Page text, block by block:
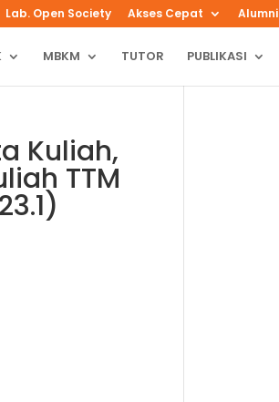
Lab. Open Society Akses Cepat Alumni
MBKM TUTOR PUBLIKASI
Kuliah,
TTM